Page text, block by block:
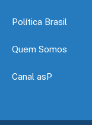
Política Brasil
Quem Somos
Canal asP